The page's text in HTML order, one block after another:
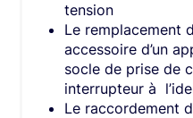
tension
Le remplacement
accessoire d’un
socle de prise de
interrupteur à
Le raccordement